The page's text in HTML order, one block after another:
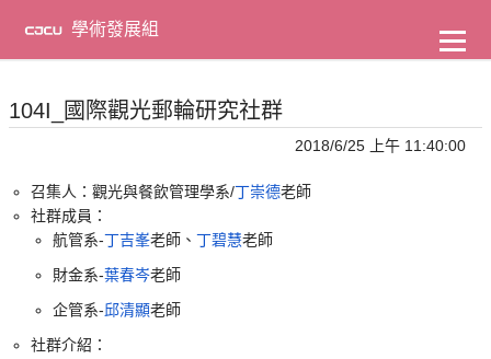
主
學術發展組
104I_國際觀光郵輪研究社群
2018/6/25 上午 11:40:00
召集人：觀光與餐飲管理學系/丁崇德老師
社群成員：
航管系-丁吉峯老師、丁碧慧老師
財金系-葉春岑老師
企管系-邱清顯老師
社群介紹：